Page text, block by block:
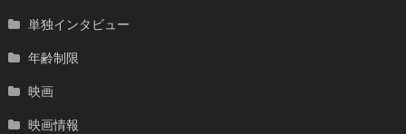
単独インタビュー
年齢制限
映画
映画情報